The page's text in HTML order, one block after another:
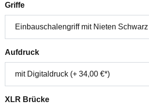
Griffeauswählen
Aufdruckauswählen
XLR Brückeauswählen